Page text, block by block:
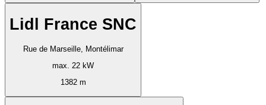
Lidl France SNC
Rue de Marseille, Montélimar
max. 22 kW
1382 m